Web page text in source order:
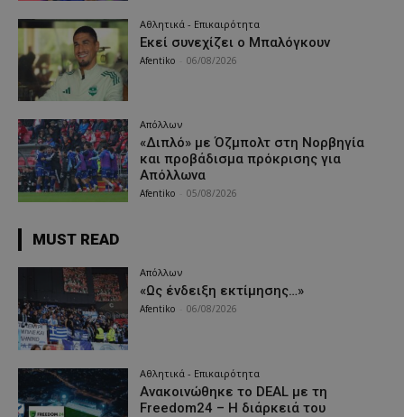
Αθλητικά - Επικαιρότητα
Εκεί συνεχίζει ο Μπαλόγκουν
Afentiko 06/08/2026
Απόλλων
«Διπλό» με Όζμπολτ στη Νορβηγία
και προβάδισμα πρόκρισης για
Απόλλωνα
Afentiko 05/08/2026
MUST READ
Απόλλων
«Ως ένδειξη εκτίμησης…»
Afentiko 06/08/2026
Αθλητικά - Επικαιρότητα
Ανακοινώθηκε το DEAL με τη
Freedom24 – Η διάρκειά του